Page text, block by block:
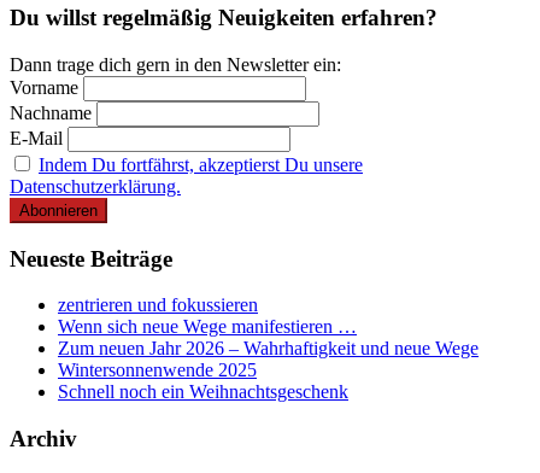
Du willst regelmäßig Neuigkeiten erfahren?
Dann trage dich gern in den Newsletter ein:
Vorname
Nachname
E-Mail
Indem Du fortfährst, akzeptierst Du unsere
Datenschutzerklärung.
Neueste Beiträge
zentrieren und fokussieren
Wenn sich neue Wege manifestieren …
Zum neuen Jahr 2026 – Wahrhaftigkeit und neue Wege
Wintersonnenwende 2025
Schnell noch ein Weihnachtsgeschenk
Archiv